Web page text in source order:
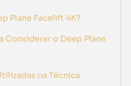
Plane Facelift 4K?
Considerar o Deep Plane
na Técnica